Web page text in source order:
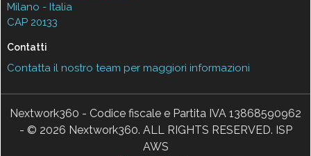
Milano - Italia
CAP 20133
Contatti
Contatta il nostro team per maggiori informazioni
Nextwork360 - Codice fiscale e Partita IVA 13868590962
- © 2026 Nextwork360. ALL RIGHTS RESERVED. ISP
AWS